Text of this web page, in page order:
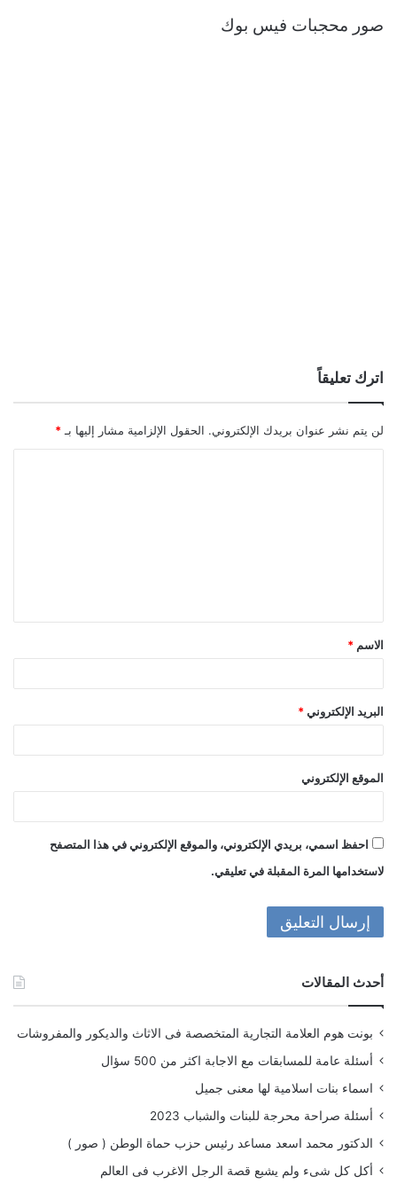
صور محجبات فيس بوك
اترك تعليقاً
لن يتم نشر عنوان بريدك الإلكتروني. الحقول الإلزامية مشار إليها بـ *
ق
*
الاسم *
البريد الإلكتروني *
الموقع الإلكتروني
احفظ اسمي، بريدي الإلكتروني، والموقع الإلكتروني في هذا المتصفح
لاستخدامها المرة المقبلة في تعليقي.
أحدث المقالات
بونت هوم العلامة التجارية المتخصصة فى الاثاث والديكور والمفروشات
أسئلة عامة للمسابقات مع الاجابة اكثر من 500 سؤال
اسماء بنات اسلامية لها معنى جميل
أسئلة صراحة محرجة للبنات والشباب 2023
الدكتور محمد اسعد مساعد رئيس حزب حماة الوطن ( صور )
أكل كل شىء ولم يشبع قصة الرجل الاغرب فى العالم